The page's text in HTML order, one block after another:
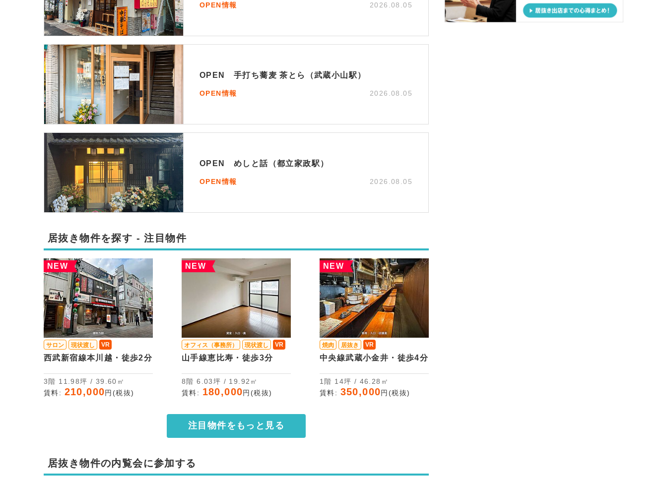
OPEN情報 2026.08.05
OPEN 手打ち蕎麦 茶とら（武蔵小山駅）
OPEN情報 2026.08.05
OPEN めしと話（都立家政駅）
OPEN情報 2026.08.05
居抜き物件を探す - 注目物件
NEW
サロン 現状渡し VR
西武新宿線本川越・徒歩2分
3階 11.98坪 / 39.60㎡
賃料: 210,000円(税抜)
NEW
オフィス（事務所） 現状渡し VR
山手線恵比寿・徒歩3分
8階 6.03坪 / 19.92㎡
賃料: 180,000円(税抜)
NEW
焼肉 居抜き VR
中央線武蔵小金井・徒歩4分
1階 14坪 / 46.28㎡
賃料: 350,000円(税抜)
注目物件をもっと見る
居抜き物件の内覧会に参加する